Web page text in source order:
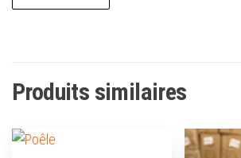
Produits similaires